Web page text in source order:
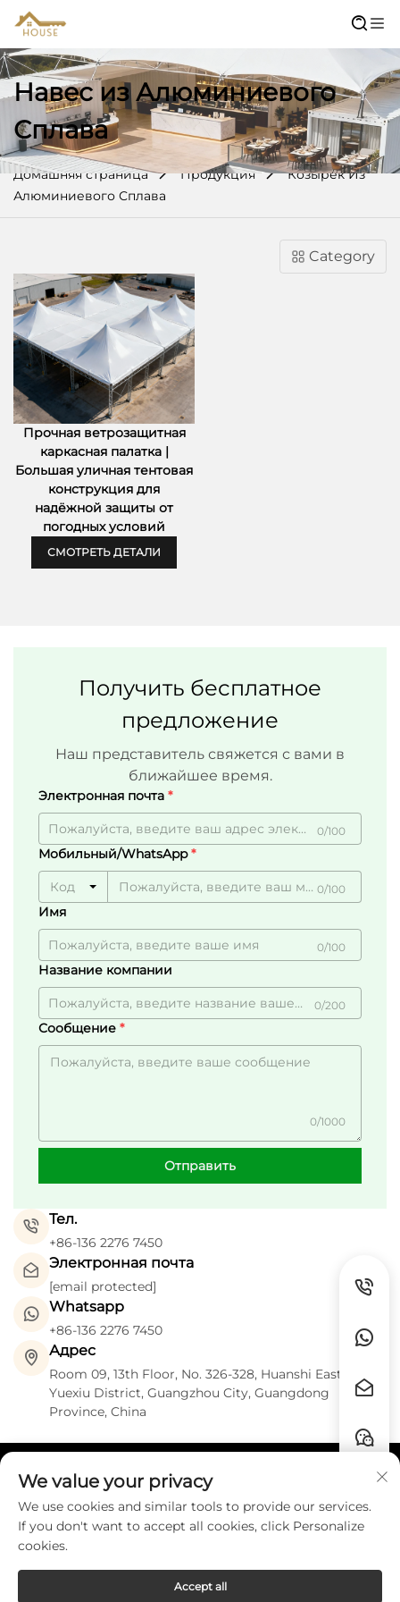
Навес из Алюминиевого
Сплава
Домашняя страница Продукция
Козырёк Из
Алюминиевого Сплава
Category
Прочная ветрозащитная
каркасная палатка |
Большая уличная тентовая
конструкция для
надёжной защиты от
погодных условий
СМОТРЕТЬ ДЕТАЛИ
Получить бесплатное
предложение
Наш представитель свяжется с вами в
ближайшее время.
Электронная почта
0/100
Мобильный/WhatsApp
Код 0/100
Имя
0/100
Название компании
0/200
Сообщение
0/1000
Отправить
Тел.
+86-136 2276 7450
Электронная почта
[email protected]
Whatsapp
+86-136 2276 7450
Адрес
Room 09, 13th Floor, No. 326-328, Huanshi East Road,
Yuexiu District, Guangzhou City, Guangdong
Province, China
Быстрые ссылки
КОНТАКТЫ
We value your privacy
We use cookies and similar tools to provide our services.
If you don't want to accept all cookies, click Personalize
cookies.
Accept all